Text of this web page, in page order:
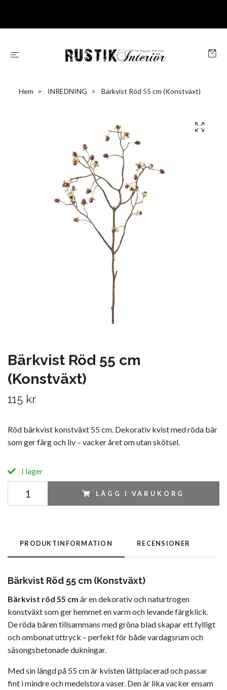
Hem INREDNING Bärkvist Röd 55 cm (Konstväxt)
Bärkvist Röd 55 cm
(Konstväxt)
115 kr
Röd bärkvist konstväxt 55 cm. Dekorativ kvist med röda bär
som ger färg och liv – vacker året om utan skötsel.
I lager
LÄGG I VARUKORG
PRODUKTINFORMATION RECENSIONER
Bärkvist Röd 55 cm (Konstväxt)
Bärkvist röd 55 cm är en dekorativ och naturtrogen
konstväxt som ger hemmet en varm och levande färgklick.
De röda bären tillsammans med gröna blad skapar ett fylligt
och ombonat uttryck – perfekt för både vardagsrum och
säsongsbetonade dukningar.
Med sin längd på 55 cm är kvisten lättplacerad och passar
fint i mindre och medelstora vaser. Den är lika vacker ensam